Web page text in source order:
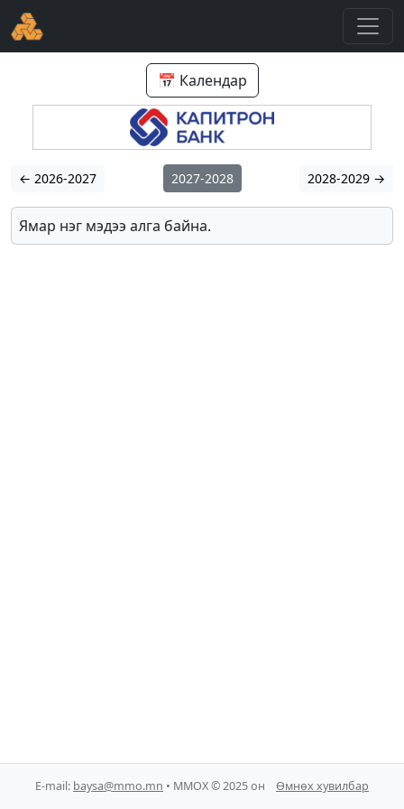
📅 Календар
← 2026-2027 2027-2028 2028-2029 →
Ямар нэг мэдээ алга байна.
E-mail: baysa@mmo.mn • ММОХ © 2025 он Өмнөх хувилбар